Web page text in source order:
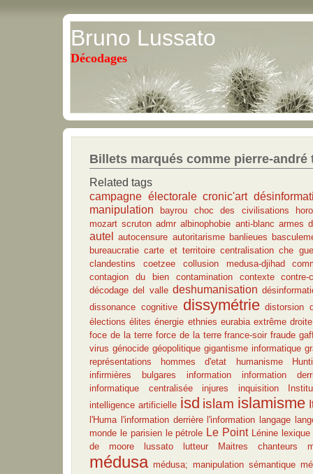
Bruno Lussato
Décodages
Billets marqués comme pierre-andré
Related tags
campagne électorale cronic'art
manipulation
bayrou choc des civilisations
mozart scruton admr albinophobie anti-blanc armes
autel autocensure autoritarisme banlieues
bureaucratie carte et territoire centralisation che
clandestins
coetzee collusion medusa-djihad
contagion du bien
contamination contexte
contre-
décodage del valle deshumanisation
dissonance cognitive
dissymétrie distorsion
élections élites énergie ethnies eurabia extrême droite
foce de la terre force de la terre france-soir fraude
virus génocide géopolitique gigantisme informatique
représentations
hommes d'etat humanisme
infirmières bulgares
information
information
informatique centralisée
injures inquisition
intelligence artificielle isd islam islamisme
l'Huma l'information derrière l'information langage
monde le parisien le pétrole Le Point Lénine lexique
de moore
lussato lutteur Maitres chanteurs
médusa médusa; manipulation sémantique